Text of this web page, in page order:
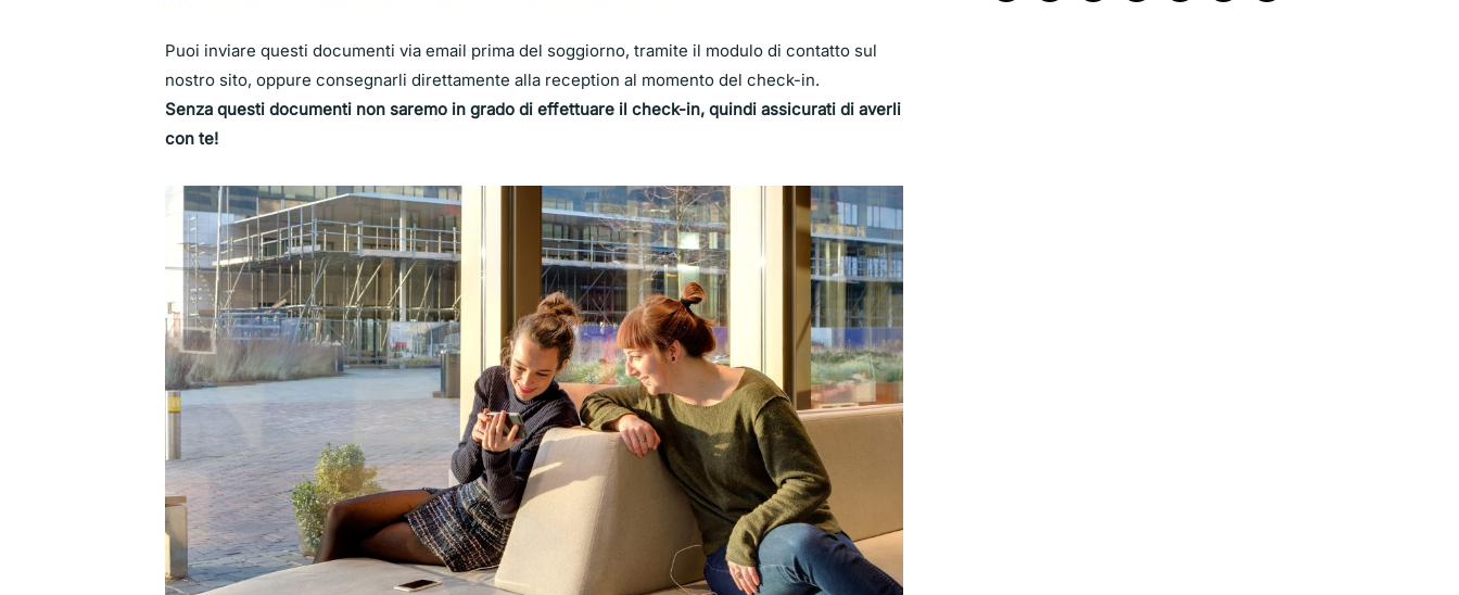
Puoi inviare questi documenti via email prima del soggiorno, tramite il modulo di contatto sul
nostro sito, oppure consegnarli direttamente alla reception al momento del check-in.
Senza questi documenti non saremo in grado di effettuare il check-in, quindi assicurati di averli
con te!